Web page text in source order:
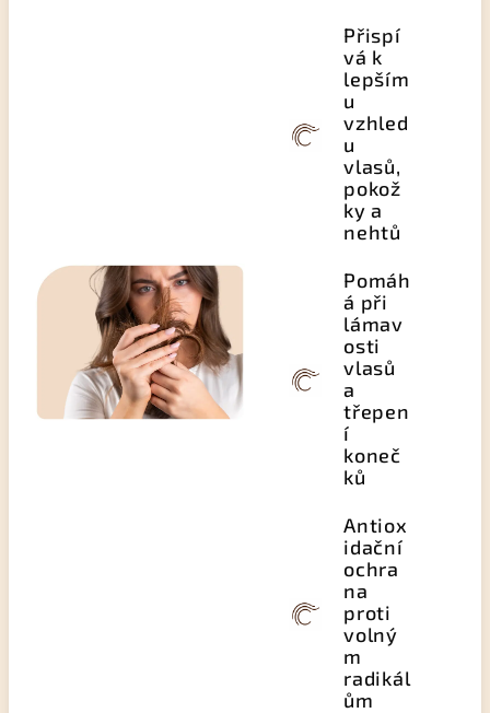
Přispí
vá k
lepším
u
vzhled
u
vlasů,
pokož
ky a
nehtů
Pomáh
á při
lámav
osti
vlasů
a
třepen
í
koneč
ků
Antiox
idační
ochra
na
proti
volný
m
radikál
ům